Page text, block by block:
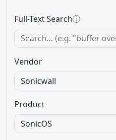
Full-Text Searchⓘ
Vendor
Product